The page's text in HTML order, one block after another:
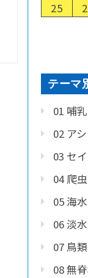
25
テーマ
01 哺
02 ア
03 セ
04 爬
05 海
06 淡
07 鳥類
08 無